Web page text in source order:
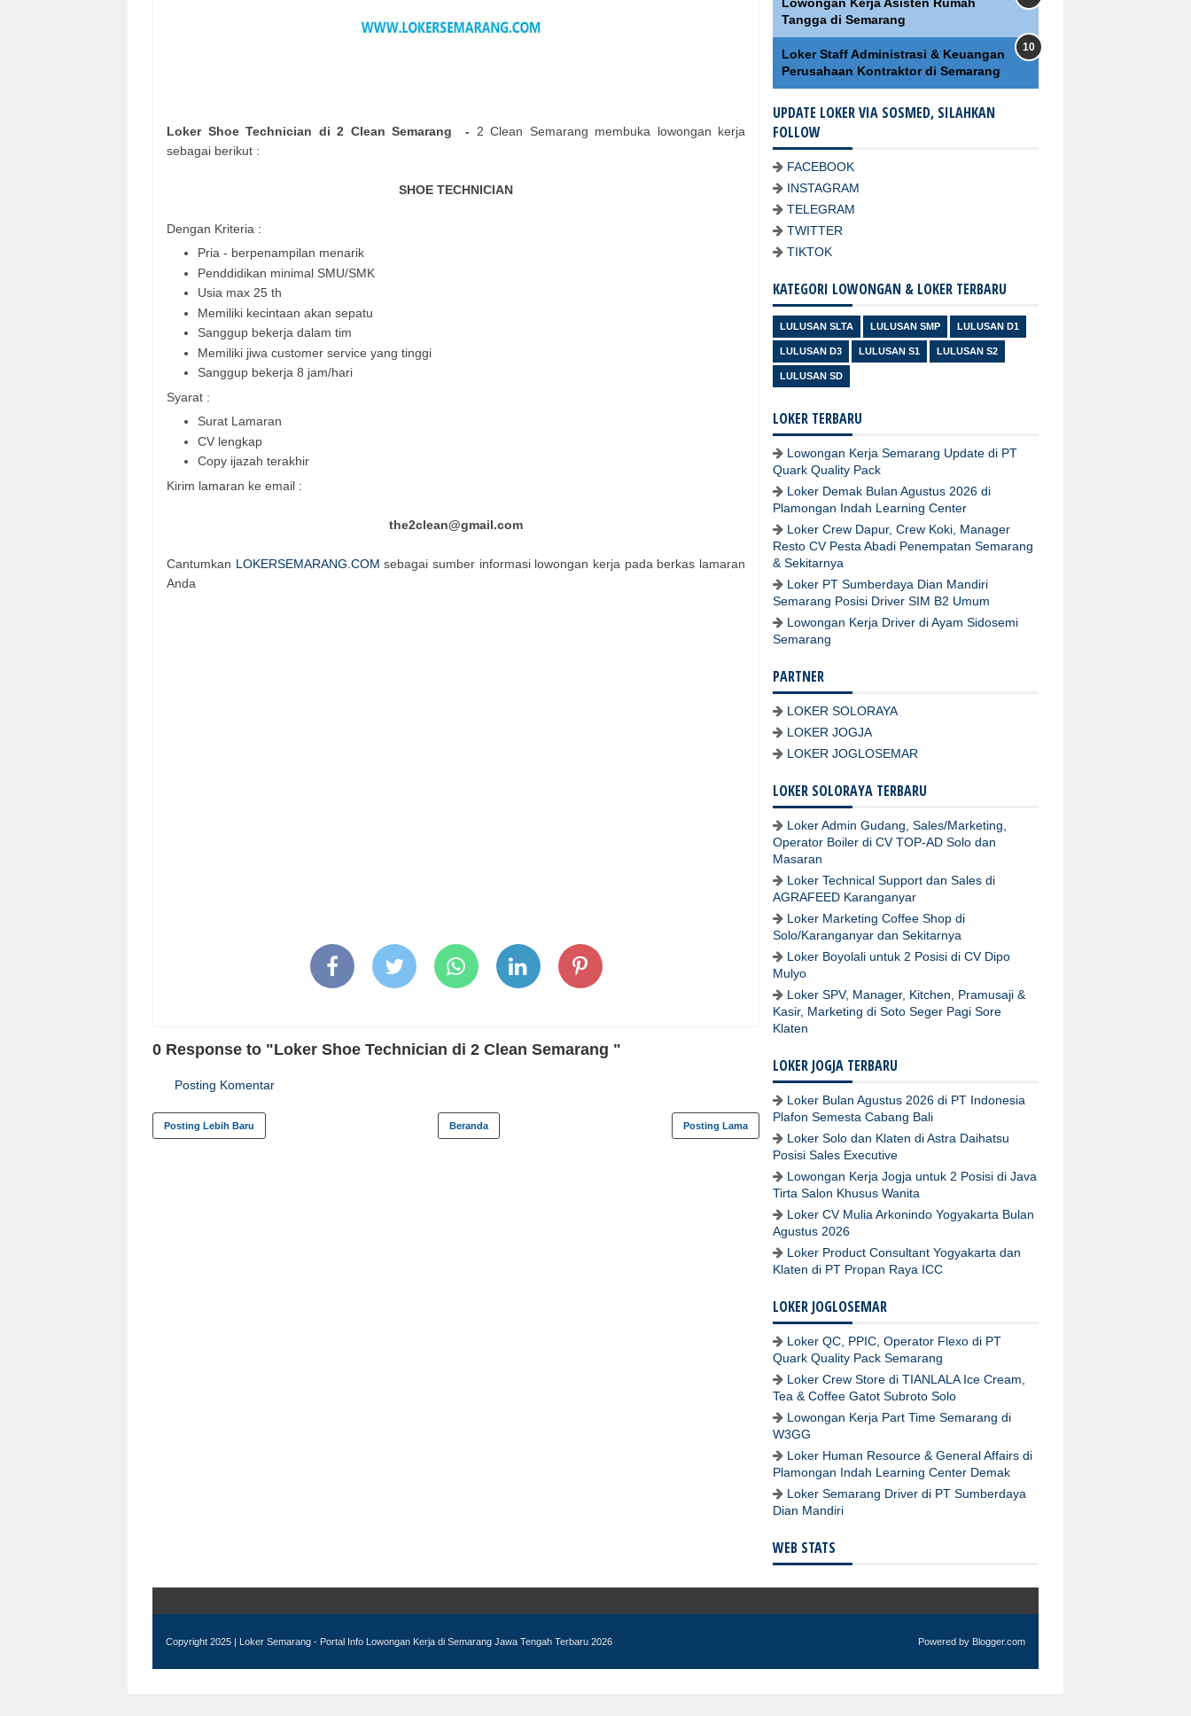
Loker Shoe Technician di 2 Clean Semarang - 2 Clean Semarang membuka lowongan kerja
sebagai berikut :
SHOE TECHNICIAN
Dengan Kriteria :
Pria - berpenampilan menarik
Penddidikan minimal SMU/SMK
Usia max 25 th
Memiliki kecintaan akan sepatu
Sanggup bekerja dalam tim
Memiliki jiwa customer service yang tinggi
Sanggup bekerja 8 jam/hari
Syarat :
Surat Lamaran
CV lengkap
Copy ijazah terakhir
Kirim lamaran ke email :
the2clean@gmail.com
Cantumkan LOKERSEMARANG.COM sebagai sumber informasi lowongan kerja pada berkas lamaran
Anda
0 Response to "Loker Shoe Technician di 2 Clean Semarang "
Posting Komentar
Posting Lebih Baru Posting Lama
Beranda
Lowongan Kerja Asisten Rumah
Tangga di Semarang
Loker Staff Administrasi & Keuangan
Perusahaan Kontraktor di Semarang
UPDATE LOKER VIA SOSMED, SILAHKAN
FOLLOW
FACEBOOK
INSTAGRAM
TELEGRAM
TWITTER
TIKTOK
KATEGORI LOWONGAN & LOKER TERBARU
LULUSAN SLTA LULUSAN SMP LULUSAN D1
LULUSAN D3 LULUSAN S1 LULUSAN S2
LULUSAN SD
LOKER TERBARU
Lowongan Kerja Semarang Update di PT
Quark Quality Pack
Loker Demak Bulan Agustus 2026 di
Plamongan Indah Learning Center
Loker Crew Dapur, Crew Koki, Manager
Resto CV Pesta Abadi Penempatan Semarang
& Sekitarnya
Loker PT Sumberdaya Dian Mandiri
Semarang Posisi Driver SIM B2 Umum
Lowongan Kerja Driver di Ayam Sidosemi
Semarang
PARTNER
LOKER SOLORAYA
LOKER JOGJA
LOKER JOGLOSEMAR
LOKER SOLORAYA TERBARU
Loker Admin Gudang, Sales/Marketing,
Operator Boiler di CV TOP-AD Solo dan
Masaran
Loker Technical Support dan Sales di
AGRAFEED Karanganyar
Loker Marketing Coffee Shop di
Solo/Karanganyar dan Sekitarnya
Loker Boyolali untuk 2 Posisi di CV Dipo
Mulyo
Loker SPV, Manager, Kitchen, Pramusaji &
Kasir, Marketing di Soto Seger Pagi Sore
Klaten
LOKER JOGJA TERBARU
Loker Bulan Agustus 2026 di PT Indonesia
Plafon Semesta Cabang Bali
Loker Solo dan Klaten di Astra Daihatsu
Posisi Sales Executive
Lowongan Kerja Jogja untuk 2 Posisi di Java
Tirta Salon Khusus Wanita
Loker CV Mulia Arkonindo Yogyakarta Bulan
Agustus 2026
Loker Product Consultant Yogyakarta dan
Klaten di PT Propan Raya ICC
LOKER JOGLOSEMAR
Loker QC, PPIC, Operator Flexo di PT
Quark Quality Pack Semarang
Loker Crew Store di TIANLALA Ice Cream,
Tea & Coffee Gatot Subroto Solo
Lowongan Kerja Part Time Semarang di
W3GG
Loker Human Resource & General Affairs di
Plamongan Indah Learning Center Demak
Loker Semarang Driver di PT Sumberdaya
Dian Mandiri
WEB STATS
Copyright 2025 | Loker Semarang - Portal Info Lowongan Kerja di Semarang Jawa Tengah Terbaru 2026 Powered by Blogger.com